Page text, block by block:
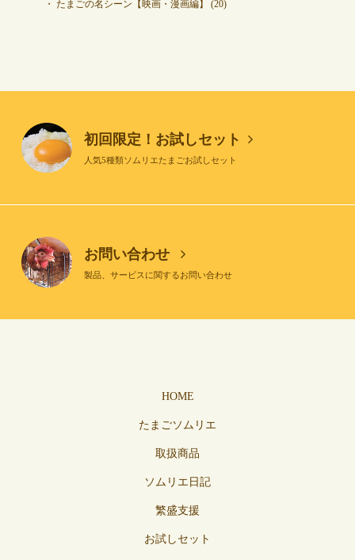
たまごの名シーン【映画・漫画編】
(20)
初回限定！お試しセット
人気5種類ソムリエたまごお試しセット
お問い合わせ
製品、サービスに関するお問い合わせ
HOME
たまごソムリエ
取扱商品
ソムリエ日記
繁盛支援
お試しセット